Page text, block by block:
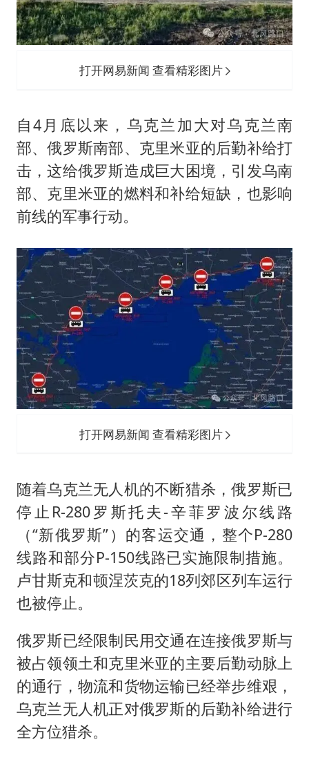
打开网易新闻 查看精彩图片
自4月底以来，乌克兰加大对乌克兰南
部、俄罗斯南部、克里米亚的后勤补给打
击，这给俄罗斯造成巨大困境，引发乌南
部、克里米亚的燃料和补给短缺，也影响
前线的军事行动。
打开网易新闻 查看精彩图片
随着乌克兰无人机的不断猎杀，俄罗斯已
停止R-280罗斯托夫-辛菲罗波尔线路
（“新俄罗斯”）的客运交通，整个P-280
线路和部分P-150线路已实施限制措施。
卢甘斯克和顿涅茨克的18列郊区列车运行
也被停止。
俄罗斯已经限制民用交通在连接俄罗斯与
被占领领土和克里米亚的主要后勤动脉上
的通行，物流和货物运输已经举步维艰，
乌克兰无人机正对俄罗斯的后勤补给进行
全方位猎杀。